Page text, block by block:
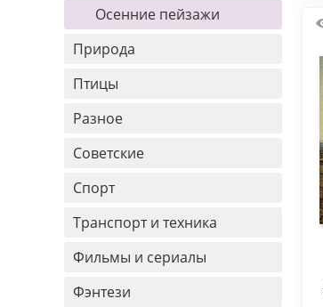
Осенние пейзажи
Природа
Птицы
Разное
Советские
Спорт
Транспорт и техника
Фильмы и сериалы
Фэнтези